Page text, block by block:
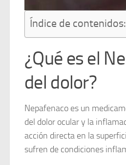
Índice de contenidos:
¿Qué es el
del dolor?
Nepafenaco es un
del dolor ocular y la
acción directa en la
sufren de condiciones